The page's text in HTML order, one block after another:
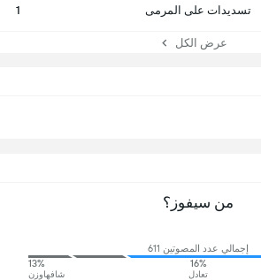
تسديدات على المرمى 1
عرض الكل
من سيفوز؟
إجمالي عدد المصوتين 611
16%
تعادل
13%
شافهاوزن